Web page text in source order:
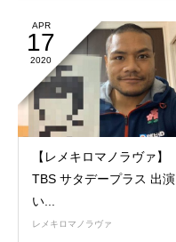
APR
17
2020
【レメキロマノラヴァ】
TBS サタデープラス 出演
い...
レメキロマノラヴァ